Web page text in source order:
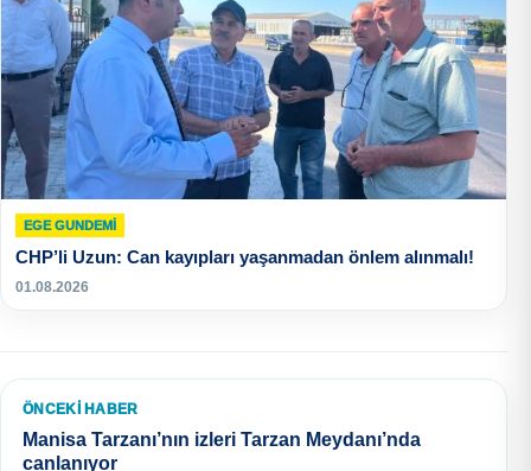
EGE GUNDEMİ
CHP’li Uzun: Can kayıpları yaşanmadan önlem alınmalı!
01.08.2026
ÖNCEKI HABER
Manisa Tarzanı’nın izleri Tarzan Meydanı’nda
canlanıyor